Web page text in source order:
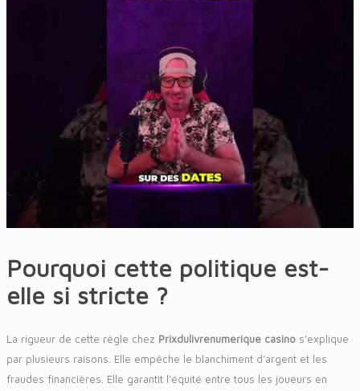
Pourquoi cette politique est-
elle si stricte ?
La rigueur de cette règle chez Prixdulivrenumerique casino s’explique
par plusieurs raisons. Elle empêche le blanchiment d’argent et les
fraudes financières. Elle garantit l’équité entre tous les joueurs en